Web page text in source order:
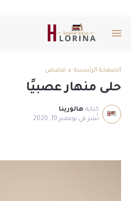
الصفحة الرئيسية قصص
حلى منهار عصبيًا
كتابة هالورينا
نوفمبر 19, 2020